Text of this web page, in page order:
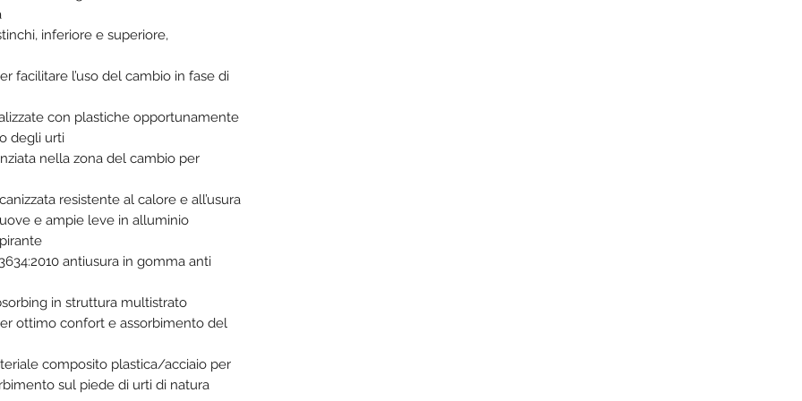
inferiore e superiore,
facilitare l’uso del cambio in fase di
con plastiche opportunamente
degli urti
nella zona del cambio per
resistente al calore e all’usura
e ampie leve in alluminio
antiusura in gomma anti
in struttura multistrato
ottimo confort e assorbimento del
composito plastica/acciaio per
sul piede di urti di natura